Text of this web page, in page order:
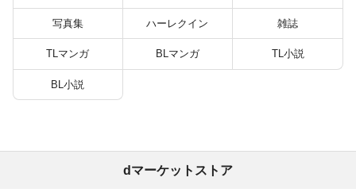
写真集 ハーレクイン 雑誌
TLマンガ BLマンガ TL小説
BL小説
dマーケットストア